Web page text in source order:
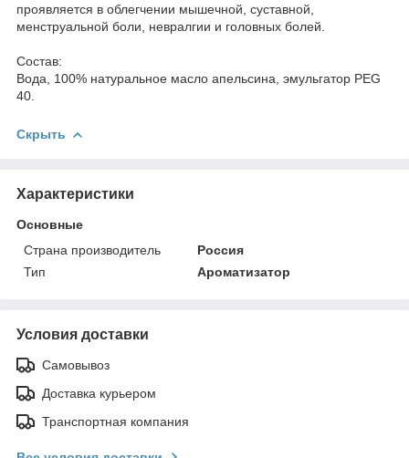
проявляется в облегчении мышечной, суставной,
менструальной боли, невралгии и головных болей.
Состав:
Вода, 100% натуральное масло апельсина, эмульгатор PEG
40.
Скрыть
Характеристики
Основные
Страна производитель
Россия
Тип
Ароматизатор
Условия доставки
Самовывоз
Доставка курьером
Транспортная компания